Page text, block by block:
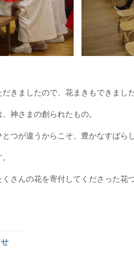
きましたので、花まきもできました
神さまの創られたもの。
つが違うからこそ、豊かなすばら
さんの花を寄付してくださった花